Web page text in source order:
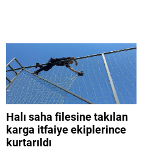
Halı saha filesine takılan
karga itfaiye ekiplerince
kurtarıldı